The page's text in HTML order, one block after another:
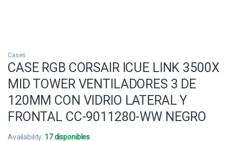
Cases
CASE RGB CORSAIR ICUE LINK 3500X
MID TOWER VENTILADORES 3 DE
120MM CON VIDRIO LATERAL Y
FRONTAL CC-9011280-WW NEGRO
Availability: 17 disponibles